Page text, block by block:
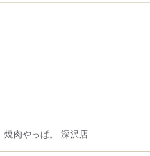
焼肉やっぱ。 深沢店